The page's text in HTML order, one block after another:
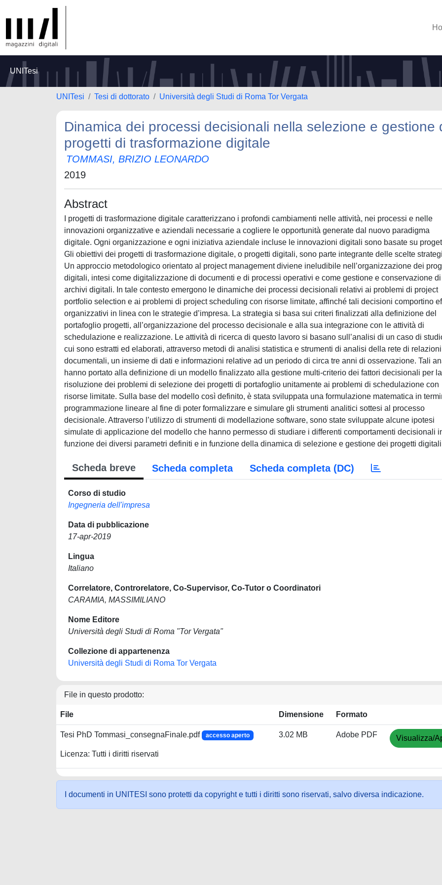
UNITesi
UNITesi Tesi di dottorato Università degli Studi di Roma Tor Vergata
Dinamica dei processi decisionali nella selezione e gestione
progetti di trasformazione digitale
TOMMASI, BRIZIO LEONARDO
2019
Abstract
I progetti di trasformazione digitale caratterizzano i profondi cambiamenti nelle attività, nei processi e nelle
innovazioni organizzative e aziendali necessarie a cogliere le opportunità generate dal nuovo paradigma
digitale. Ogni organizzazione e ogni iniziativa aziendale incluse le innovazioni digitali sono basate su
Gli obiettivi dei progetti di trasformazione digitale, o progetti digitali, sono parte integrante delle scelte
Un approccio metodologico orientato al project management diviene ineludibile nell’organizzazione dei
digitali, intesi come digitalizzazione di documenti e di processi operativi e come gestione e conservazione di
archivi digitali. In tale contesto emergono le dinamiche dei processi decisionali relativi ai problemi di project
portfolio selection e ai problemi di project scheduling con risorse limitate, affinché tali decisioni comportino
organizzativi in linea con le strategie d’impresa. La strategia si basa sui criteri finalizzati alla definizione del
portafoglio progetti, all’organizzazione del processo decisionale e alla sua integrazione con le attività di
schedulazione e realizzazione. Le attività di ricerca di questo lavoro si basano sull’analisi di un caso di
cui sono estratti ed elaborati, attraverso metodi di analisi statistica e strumenti di analisi della rete di relazioni
documentali, un insieme di dati e informazioni relative ad un periodo di circa tre anni di osservazione. Tali
hanno portato alla definizione di un modello finalizzato alla gestione multi-criterio dei fattori decisionali per la
risoluzione dei problemi di selezione dei progetti di portafoglio unitamente ai problemi di schedulazione con
risorse limitate. Sulla base del modello così definito, è stata sviluppata una formulazione matematica in
programmazione lineare al fine di poter formalizzare e simulare gli strumenti analitici sottesi al processo
decisionale. Attraverso l’utilizzo di strumenti di modellazione software, sono state sviluppate alcune ipotesi
simulate di applicazione del modello che hanno permesso di studiare i differenti comportamenti decisionali
funzione dei diversi parametri definiti e in funzione della dinamica di selezione e gestione dei progetti
Scheda breve Scheda completa Scheda completa (DC)
Corso di studio
Ingegneria dell'impresa
Data di pubblicazione
17-apr-2019
Lingua
Italiano
Correlatore, Controrelatore, Co-Supervisor, Co-Tutor o Coordinatori
CARAMIA, MASSIMILIANO
Nome Editore
Università degli Studi di Roma "Tor Vergata"
Collezione di appartenenza
Università degli Studi di Roma Tor Vergata
File in questo prodotto:
File Dimensione Formato
Tesi PhD Tommasi_consegnaFinale.pdf accesso aperto
Licenza: Tutti i diritti riservati
3.02 MB Adobe PDF Visualizza/
I documenti in UNITESI sono protetti da copyright e tutti i diritti sono riservati, salvo diversa indicazione.